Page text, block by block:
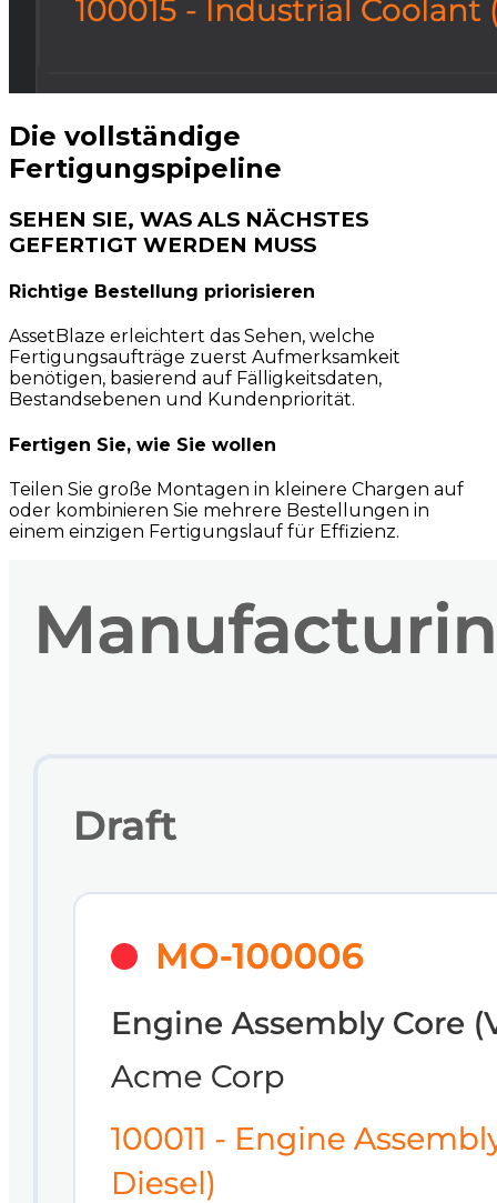
Die vollständige
Fertigungspipeline
SEHEN SIE, WAS ALS NÄCHSTES
GEFERTIGT WERDEN MUSS
Richtige Bestellung priorisieren
AssetBlaze erleichtert das Sehen, welche
Fertigungsaufträge zuerst Aufmerksamkeit
benötigen, basierend auf Fälligkeitsdaten,
Bestandsebenen und Kundenpriorität.
Fertigen Sie, wie Sie wollen
Teilen Sie große Montagen in kleinere Chargen auf
oder kombinieren Sie mehrere Bestellungen in
einem einzigen Fertigungslauf für Effizienz.